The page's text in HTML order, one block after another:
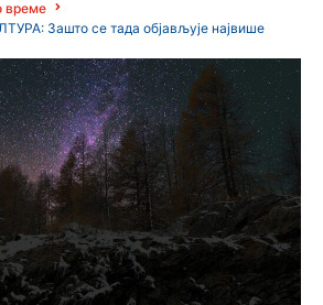
време
Зашто се тада објављује највише